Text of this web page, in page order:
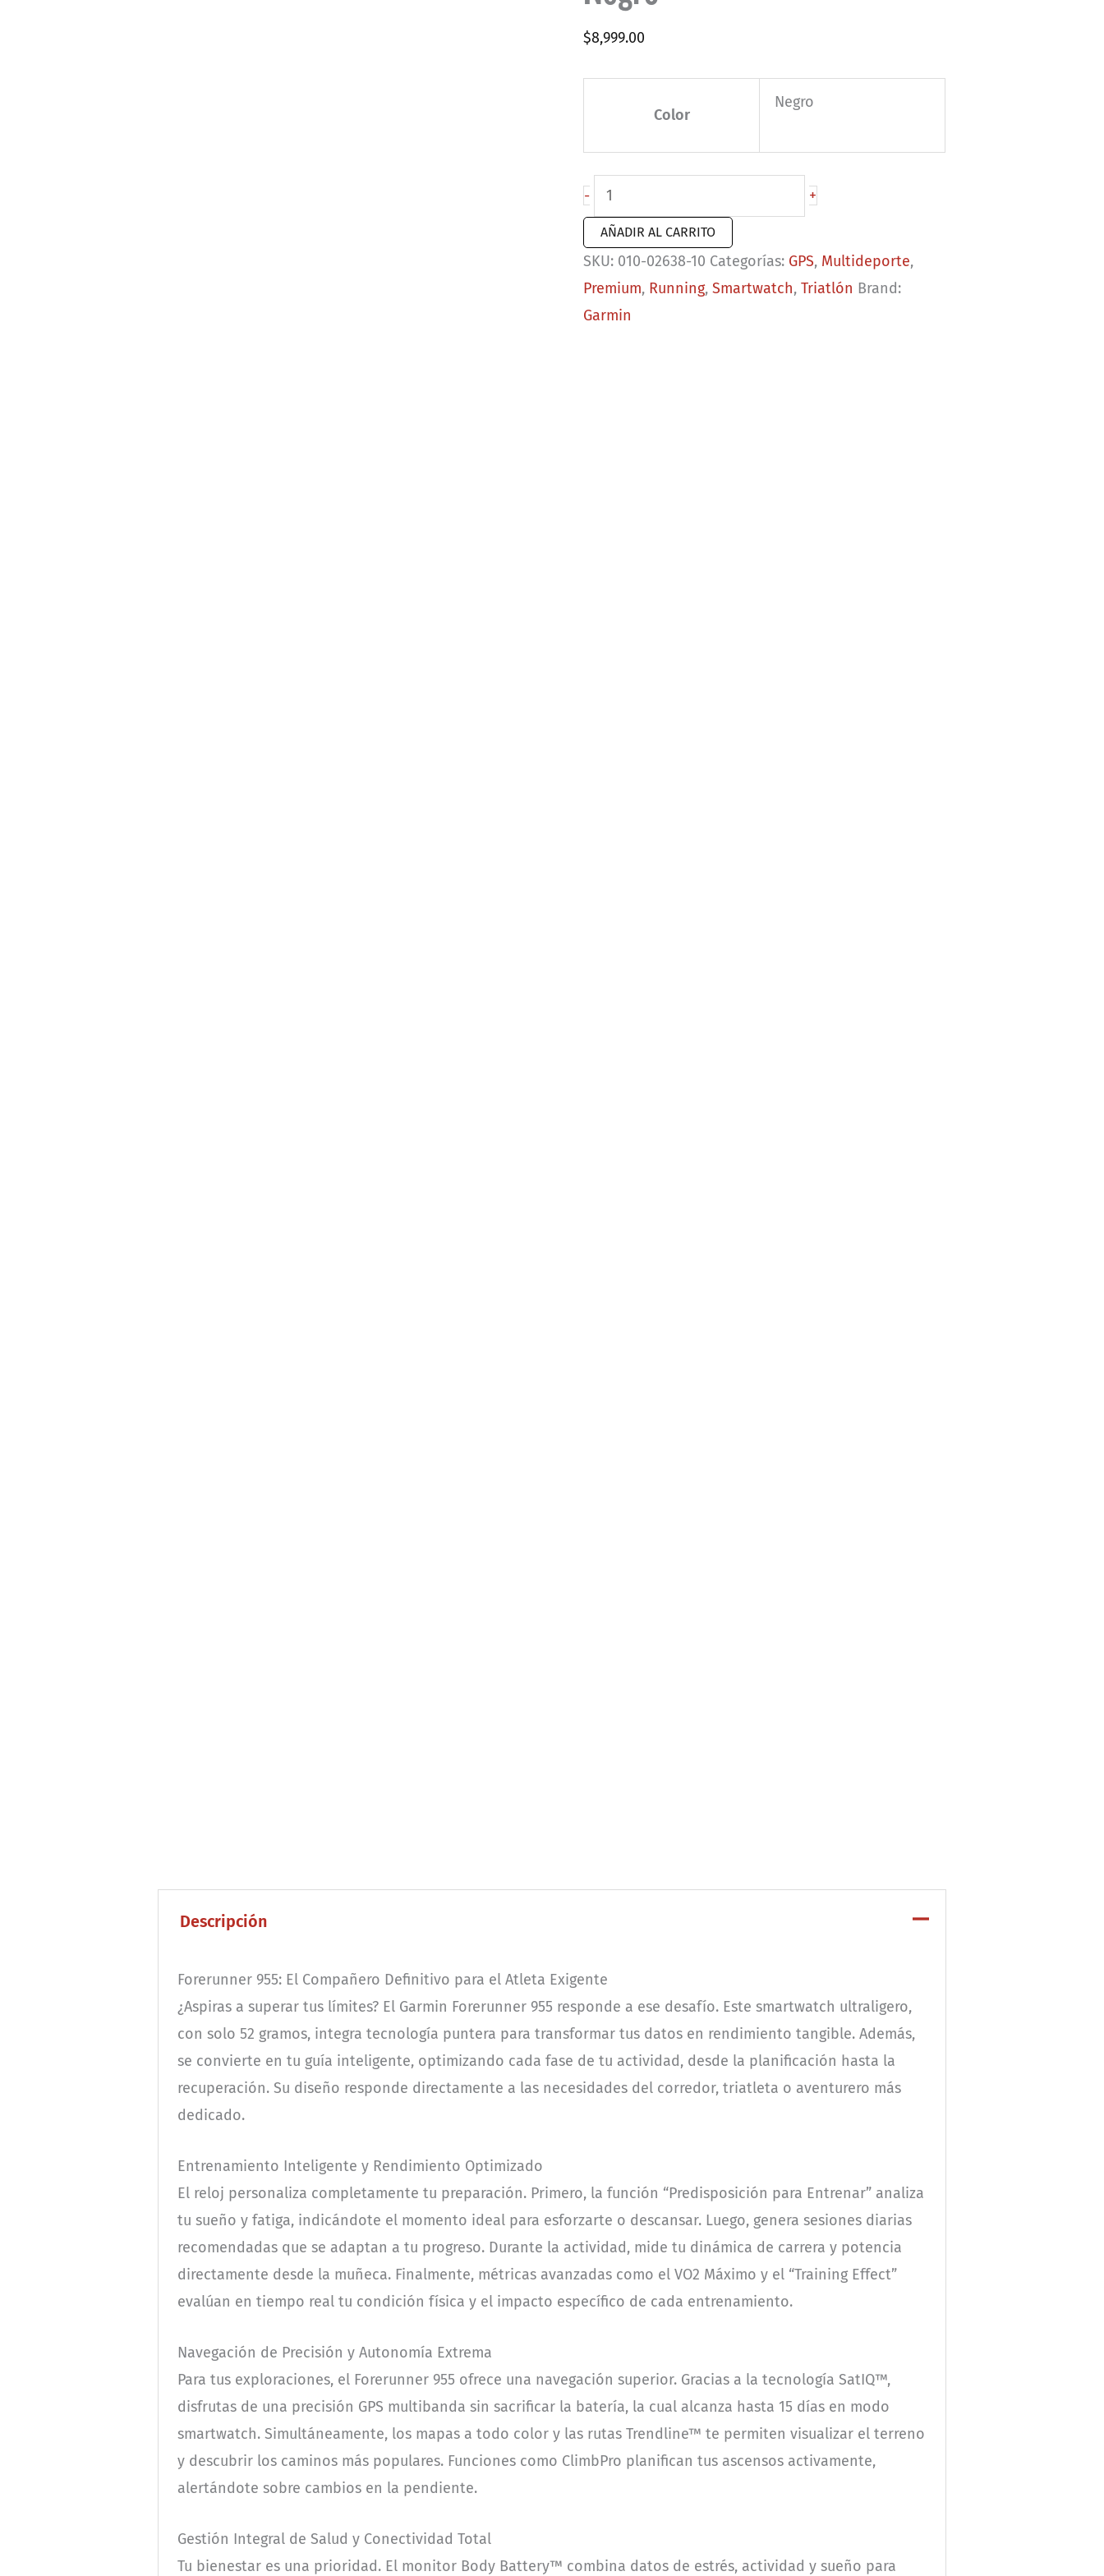
$8,999.00
Color
Negro
-
Garmin
Forerunner
955
Negro
cantidad
+
AÑADIR AL CARRITO
SKU: 010-02638-10 Categorías: GPS, Multideporte,
Premium, Running,Smartwatch,Triatlón Brand:
Garmin
Descripción
Forerunner 955: El Compañero Definitivo para el Atleta Exigente
¿Aspiras a superar tus límites? El Garmin Forerunner 955 responde a ese desafío. Este smartwatch ultraligero,
con solo 52 gramos, integra tecnología puntera para transformar tus datos en rendimiento tangible. Además,
se convierte en tu guía inteligente, optimizando cada fase de tu actividad, desde la planificación hasta la
recuperación. Su diseño responde directamente a las necesidades del corredor, triatleta o aventurero más
dedicado.
Entrenamiento Inteligente y Rendimiento Optimizado
El reloj personaliza completamente tu preparación. Primero, la función “Predisposición para Entrenar” analiza
tu sueño y fatiga, indicándote el momento ideal para esforzarte o descansar. Luego, genera sesiones diarias
recomendadas que se adaptan a tu progreso. Durante la actividad, mide tu dinámica de carrera y potencia
directamente desde la muñeca. Finalmente, métricas avanzadas como el VO2 Máximo y el “Training Effect”
evalúan en tiempo real tu condición física y el impacto específico de cada entrenamiento.
Navegación de Precisión y Autonomía Extrema
Para tus exploraciones, el Forerunner 955 ofrece una navegación superior. Gracias a la tecnología SatIQ™,
disfrutas de una precisión GPS multibanda sin sacrificar la batería, la cual alcanza hasta 15 días en modo
smartwatch. Simultáneamente, los mapas a todo color y las rutas Trendline™ te permiten visualizar el terreno
y descubrir los caminos más populares. Funciones como ClimbPro planifican tus ascensos activamente,
alertándote sobre cambios en la pendiente.
Gestión Integral de Salud y Conectividad Total
Tu bienestar es una prioridad. El monitor Body Battery™ combina datos de estrés, actividad y sueño para